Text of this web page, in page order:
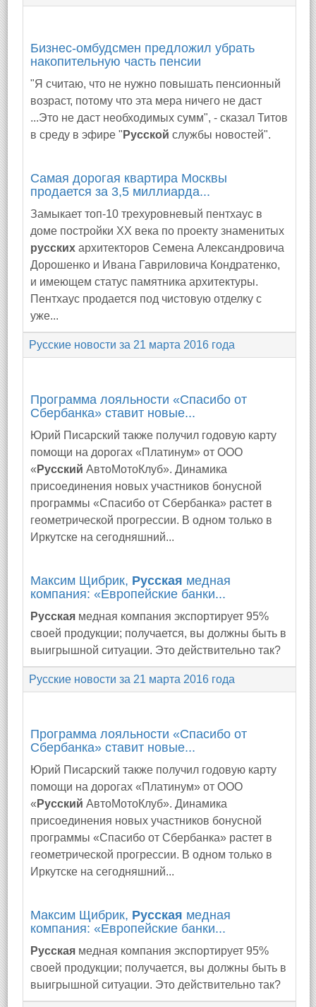
Бизнес-омбудсмен предложил убрать
накопительную часть пенсии
"Я считаю, что не нужно повышать пенсионный
возраст, потому что эта мера ничего не даст
...Это не даст необходимых сумм", - сказал Титов
в среду в эфире " Русской службы новостей".
Самая дорогая квартира Москвы
продается за 3,5 миллиарда...
Замыкает топ-10 трехуровневый пентхаус в
доме постройки XX века по проекту знаменитых
русских архитекторов Семена Александровича
Дорошенко и Ивана Гавриловича Кондратенко,
и имеющем статус памятника архитектуры.
Пентхаус продается под чистовую отделку с
уже...
Русские новости за 21 марта 2016 года
Программа лояльности «Спасибо от
Сбербанка» ставит новые...
Юрий Писарский также получил годовую карту
помощи на дорогах «Платинум» от ООО
« Русский АвтоМотоКлуб». Динамика
присоединения новых участников бонусной
программы «Спасибо от Сбербанка» растет в
геометрической прогрессии. В одном только в
Иркутске на сегодняшний...
Максим Щибрик, Русская медная
компания: «Европейские банки...
Русская медная компания экспортирует 95%
своей продукции; получается, вы должны быть в
выигрышной ситуации. Это действительно так?
Русские новости за 21 марта 2016 года
Программа лояльности «Спасибо от
Сбербанка» ставит новые...
Юрий Писарский также получил годовую карту
помощи на дорогах «Платинум» от ООО
« Русский АвтоМотоКлуб». Динамика
присоединения новых участников бонусной
программы «Спасибо от Сбербанка» растет в
геометрической прогрессии. В одном только в
Иркутске на сегодняшний...
Максим Щибрик, Русская медная
компания: «Европейские банки...
Русская медная компания экспортирует 95%
своей продукции; получается, вы должны быть в
выигрышной ситуации. Это действительно так?